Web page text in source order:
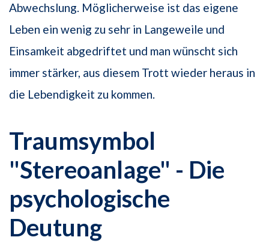
Abwechslung. Möglicherweise ist das eigene
Leben ein wenig zu sehr in Langeweile und
Einsamkeit abgedriftet und man wünscht sich
immer stärker, aus diesem Trott wieder heraus in
die Lebendigkeit zu kommen.
Traumsymbol
"Stereoanlage" - Die
psychologische
Deutung